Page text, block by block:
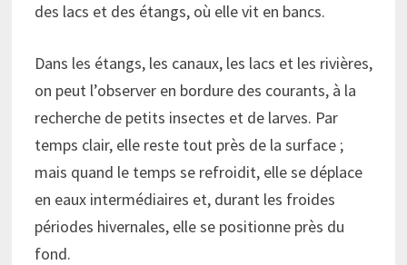
des lacs et des étangs, où elle vit en bancs.
Dans les étangs, les canaux, les lacs et les rivières,
on peut l’observer en bordure des courants, à la
recherche de petits insectes et de larves. Par
temps clair, elle reste tout près de la surface ;
mais quand le temps se refroidit, elle se déplace
en eaux intermédiaires et, durant les froides
périodes hivernales, elle se positionne près du
fond.